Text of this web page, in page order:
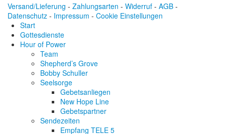
Versand/Lieferung - Zahlungsarten - Widerruf - AGB -
Datenschutz - Impressum - Cookie Einstellungen
Start
Gottesdienste
Hour of Power
Team
Shepherd’s Grove
Bobby Schuller
Seelsorge
Gebetsanliegen
New Hope Line
Gebetspartner
Sendezeiten
Empfang TELE 5